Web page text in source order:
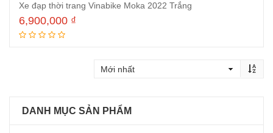
Xe đạp thời trang Vinabike Moka 2022 Trắng
6,900,000 ₫
DANH MỤC SẢN PHẨM